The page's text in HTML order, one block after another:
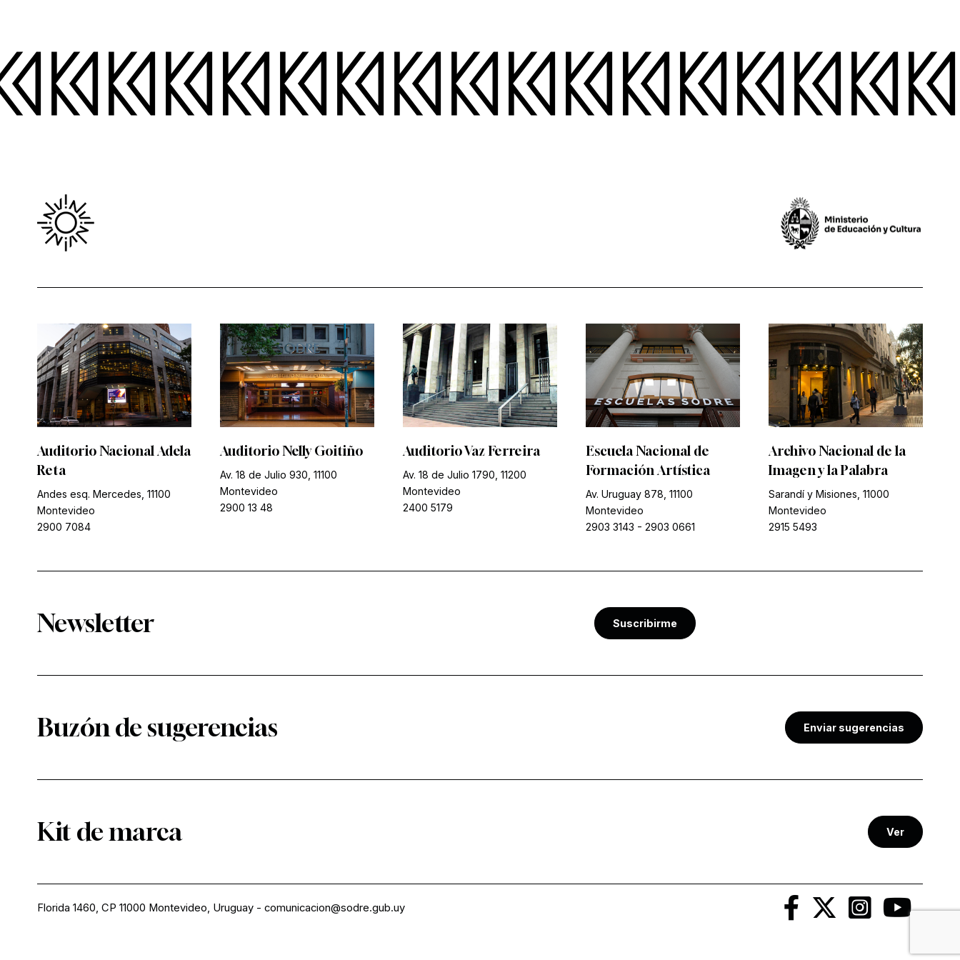
Auditorio Nacional Adela
Reta
Andes esq. Mercedes, 11100
Montevideo
2900 7084
Auditorio Nelly Goitiño
Av. 18 de Julio 930, 11100
Montevideo
2900 13 48
Auditorio Vaz Ferreira
Av. 18 de Julio 1790, 11200
Montevideo
2400 5179
Escuela Nacional de
Formación Artística
Av. Uruguay 878, 11100
Montevideo
2903 3143 - 2903 0661
Archivo Nacional de la
Imagen y la Palabra
Sarandí y Misiones, 11000
Montevideo
2915 5493
Newsletter Suscribirme
Buzón de sugerencias Enviar sugerencias
Kit de marca Ver
Florida 1460, CP 11000 Montevideo, Uruguay - comunicacion@sodre.gub.uy